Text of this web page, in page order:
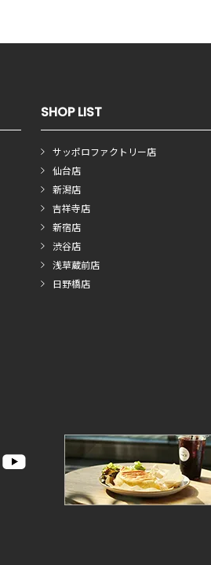
SHOP LIST
サッポロファクトリー店
仙台店
新潟店
吉祥寺店
新宿店
渋谷店
浅草蔵前店
日野橋店